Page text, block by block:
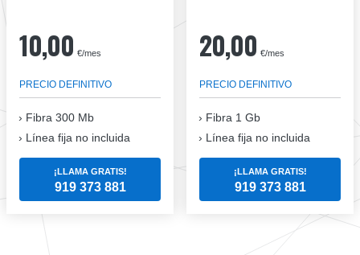
10,00 €/mes
PRECIO DEFINITIVO
Fibra 300 Mb
Línea fija no incluida
¡LLAMA GRATIS!
919 373 881
20,00 €/mes
PRECIO DEFINITIVO
Fibra 1 Gb
Línea fija no incluida
¡LLAMA GRATIS!
919 373 881